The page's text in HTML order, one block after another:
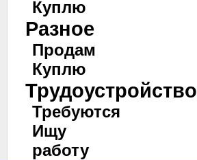
Куплю
Разное
Продам
Куплю
Трудоустройство
Требуются
Ищу
работу